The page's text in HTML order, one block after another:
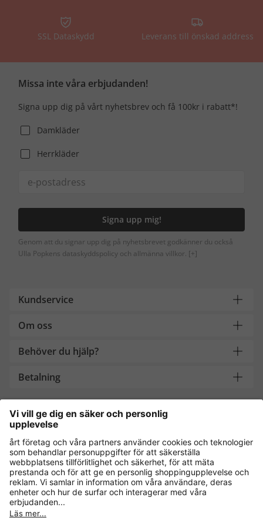
SSL Dataskydd Leverans till önskad address
Missa inte våra erbjudanden!
Signa upp dig på vårt nyhetsbrev och få 100kr i rabatt*!
Damkläder
Herrkläder
Signa upp mig!
Genom att du signar upp dig på nyhetsbrevet godkänner du också
Ulla Popkens dataskyddspolicy och allmänna villkor. [+]
Kundservice
Om oss
Behöver du hjälp?
Betalning
Handla säkert med
Andra onlinebutiker
Sverige